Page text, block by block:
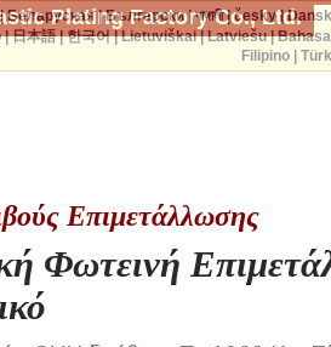
Plating Factory Co., Ltd.
Επιμετάλλωσης
Φωτεινή
Беларуская|Български|বাঙ্গালী|česky|
|日本語|한국어|Lietuviškai|Latviešu|
Filipino|